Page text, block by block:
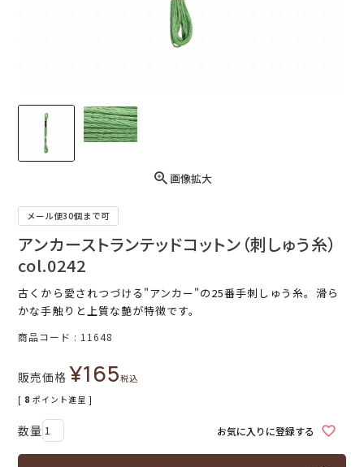
画像拡大
メール便30個まで可
アンカーストランテッドコットン（刺しゅう糸）
col.0242
古くから愛されつづける"アンカー"の25番手刺しゅう糸。滑ら
かな手触りと上質な艶が特徴です。
商品コード 11648
販売価格 ¥165税込
[ 8 ポイント進呈 ]
お気に入りに登録する